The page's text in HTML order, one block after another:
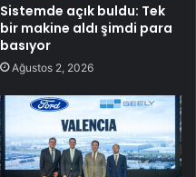
Sistemde açık buldu: Tek
bir makine aldı şimdi para
basıyor
Ağustos 2, 2026